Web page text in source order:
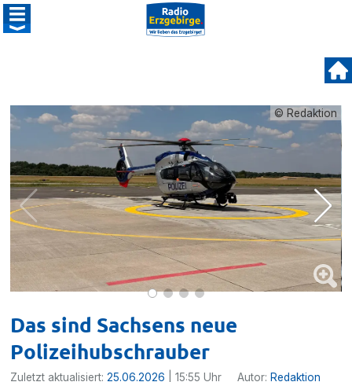
© Redaktion
Das sind Sachsens neue
Polizeihubschrauber
Zuletzt aktualisiert:25.06.2026 | 15:55 Uhr Autor: Redaktion